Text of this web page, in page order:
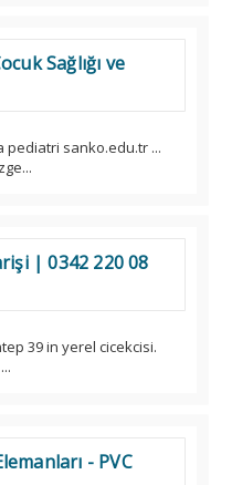
Sağlığı ve
pediatri sanko.edu.tr ...
| 0342 220 08
39 in yerel cicekcisi.
- PVC